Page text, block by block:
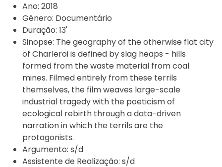
Ano: 2018
Género: Documentário
Duração: 13'
Sinopse: The geography of the otherwise flat city
of Charleroi is defined by slag heaps - hills
formed from the waste material from coal
mines. Filmed entirely from these terrils
themselves, the film weaves large-scale
industrial tragedy with the poeticism of
ecological rebirth through a data-driven
narration in which the terrils are the
protagonists.
Argumento: s/d
Assistente de Realização: s/d